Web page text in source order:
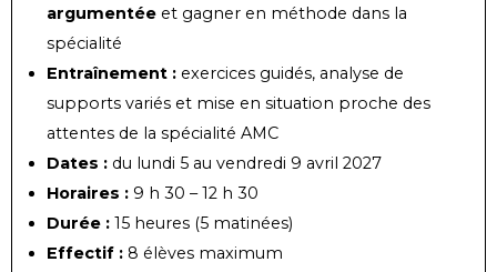
argumentée et gagner en méthode dans la
spécialité
Entraînement : exercices guidés, analyse de
supports variés et mise en situation proche des
attentes de la spécialité AMC
Dates : du lundi 5 au vendredi 9 avril 2027
Horaires : 9 h 30 – 12 h 30
Durée : 15 heures (5 matinées)
Effectif : 8 élèves maximum